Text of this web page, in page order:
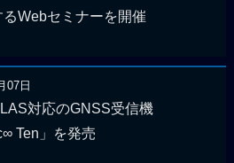
るWebセミナーを開催
07日
対応のGNSS受信機
Ten」を発売